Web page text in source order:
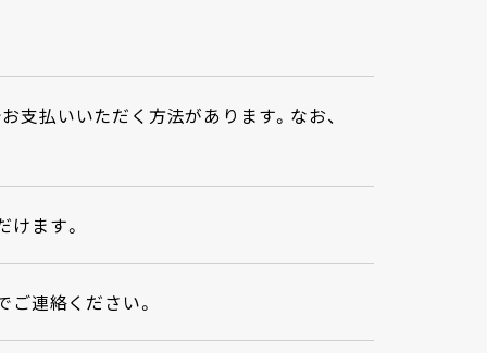
支払いいただく方法があります。なお、
ます。
ご連絡ください。